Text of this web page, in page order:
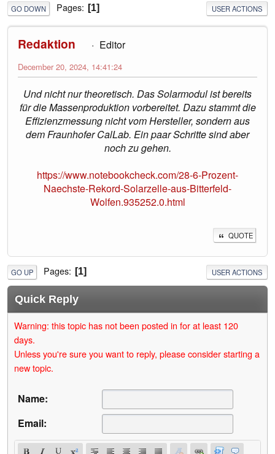
GO DOWN Pages 1 USER ACTIONS
Redaktion Editor
December 20, 2024, 14:41:24
Und nicht nur theoretisch. Das Solarmodul ist bereits
für die Massenproduktion vorbereitet. Dazu stammt die
Effizienzmessung nicht vom Hersteller, sondern aus
dem Fraunhofer CalLab. Ein paar Schritte sind aber
noch zu gehen.
https://www.notebookcheck.com/28-6-Prozent-
Naechste-Rekord-Solarzelle-aus-Bitterfeld-
Wolfen.935252.0.html
QUOTE
GO UP Pages 1 USER ACTIONS
Quick Reply
Warning: this topic has not been posted in for at least 120
days.
Unless you're sure you want to reply, please consider starting a
new topic.
Name:
Email: